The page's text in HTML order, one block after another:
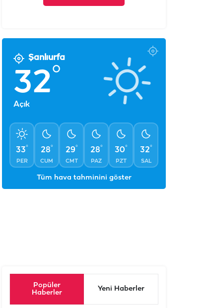
Şanlıurfa
32°
Açık
33°
PER
28°
CUM
29°
CMT
28°
PAZ
30°
PZT
32°
SAL
Tüm hava tahminini göster
Popüler
Haberler
Yeni Haberler